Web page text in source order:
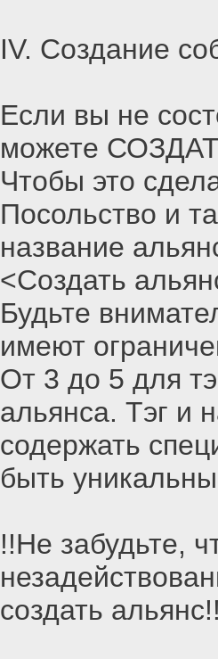
IV. Создание
Если вы не
можете
Чтобы это
Посольство и
название
<Создать
Будьте
имеют
От 3 до 5 для
альянса. Тэг и
содержать
быть
!!Не забудьте,
создать